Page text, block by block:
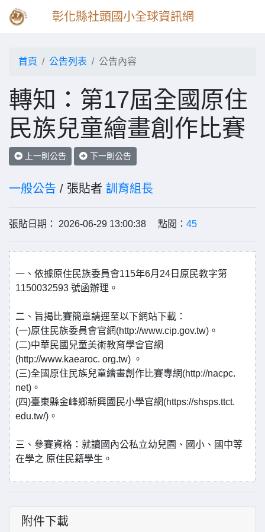
彰化縣社頭國小全球資訊網
首頁 公告列表 公告內容
轉知：第17屆全國原住
民族兒童繪畫創作比賽
上一則公告 下一則公告
一般公告 / 張貼者 訓育組長
張貼日期： 2026-06-29 13:00:38 點閱： 45
一、依據原住民族委員會115年6月24日原民教字第
1150032593 號函辦理。
二、旨揭比賽簡章請逕至以下網站下載：
(一)原住民族委員會官網(http://www.cip.gov.tw)。
(二)中華民國兒童美術教育學會官網
(http://www.kaearoc. org.tw) 。
(三)全國原住民族兒童繪畫創作比賽專網(http://nacpc.
net)。
(四)臺東縣金峰鄉新興國民小學官網(https://shsps.ttct.
edu.tw/)。
三、參賽資格：就讀國內公私立幼兒園、國小、國中等
在學之 原住民籍學生。
附件下載